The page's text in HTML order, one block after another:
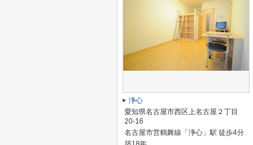
浄心
愛知県名古屋市西区上名古屋２丁目
20-16
名古屋市営鶴舞線「浄心」駅 徒歩4分